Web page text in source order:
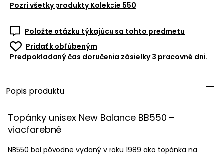
Pozri všetky produkty Kolekcie 550
Položte otázku týkajúcu sa tohto predmetu
Pridať k obľúbeným
Predpokladaný čas doručenia zásielky 3 pracovné dni.
Popis produktu
Topánky unisex New Balance BB550 –
viacfarebné
NB550 bol pôvodne vydaný v roku 1989 ako topánka na